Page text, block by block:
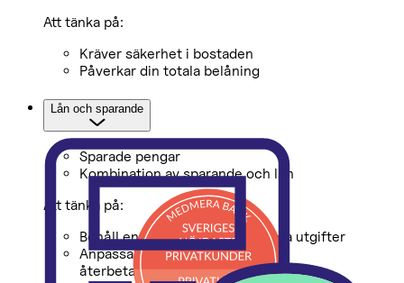
Att tänka på:
Kräver säkerhet i bostaden
Påverkar din totala belåning
Lån och sparande
Sparade pengar
Kombination av sparande och lån
Att tänka på:
Behåll en buffert för oförutsedda utgifter
Anpassa lånebeloppet efter din
återbetalningsförmåga